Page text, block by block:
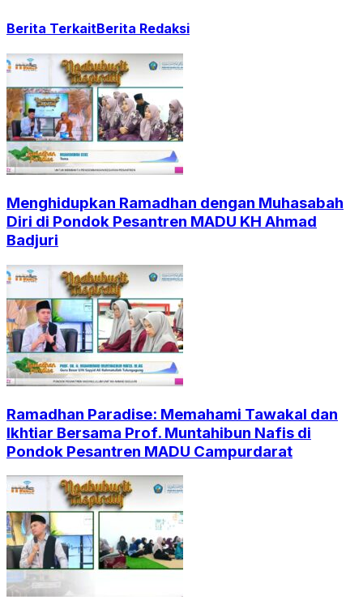
Berita TerkaitBerita Redaksi
Menghidupkan Ramadhan dengan Muhasabah
Diri di Pondok Pesantren MADU KH Ahmad
Badjuri
Ramadhan Paradise: Memahami Tawakal dan
Ikhtiar Bersama Prof. Muntahibun Nafis di
Pondok Pesantren MADU Campurdarat